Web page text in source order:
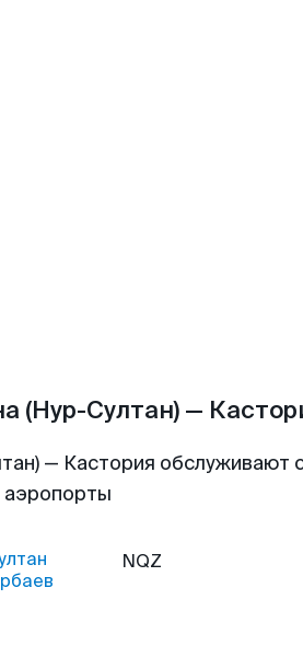
(Нур-Султан) —
— Кастория обслуживают
аэропорты
NQZ